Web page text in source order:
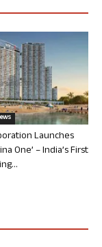
Launches
One’ – India’s First